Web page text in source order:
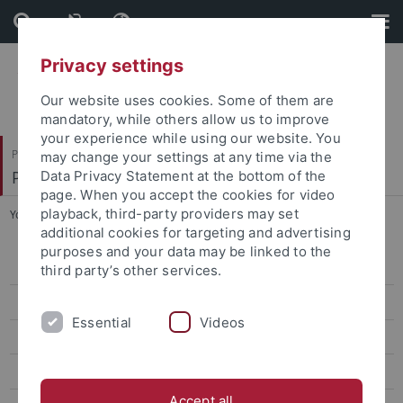
Skip
to
content
Skip
to
footer
Philosophische Fakultät
Prof. Dr. Dorothee Kimmich
You are here: Startseite ... Evénements du CDFA
Sujet scientifique du CDFA
Candidature
Privacy settings
Our website uses cookies. Some of them are
mandatory, while others allow us to improve
your experience while using our website. You
may change your settings at any time via the
Data Privacy Statement at the bottom of the
page. When you accept the cookies for video
playback, third-party providers may set
additional cookies for targeting and advertising
purposes and your data may be linked to the
third party’s other services.
Essential Videos